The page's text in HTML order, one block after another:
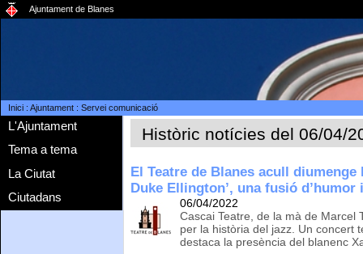
Ajuntament de Blanes
Inici: Ajuntament: Servei comunicació
L'Ajuntament
Tema a tema
La Ciutat
Ciutadans
Històric notícies del 06/04/
El Teatre de Blanes acull diumenge
Duke Ellington’, una fusió d’humor
06/04/2022
Cascai Teatre, de la mà de Marcel
per la història del jazz. Un concert
destaca la presència del blanenc